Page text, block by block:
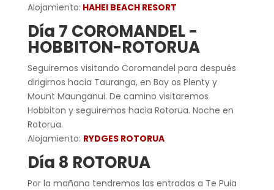
Alojamiento: HAHEI BEACH RESORT
Día 7 COROMANDEL -
HOBBITON-ROTORUA
Seguiremos visitando Coromandel para después
dirigirnos hacia Tauranga, en Bay os Plenty y
Mount Maunganui. De camino visitaremos
Hobbiton y seguiremos hacia Rotorua. Noche en
Rotorua.
Alojamiento: RYDGES ROTORUA
Día 8 ROTORUA
Por la mañana tendremos las entradas a Te Puia